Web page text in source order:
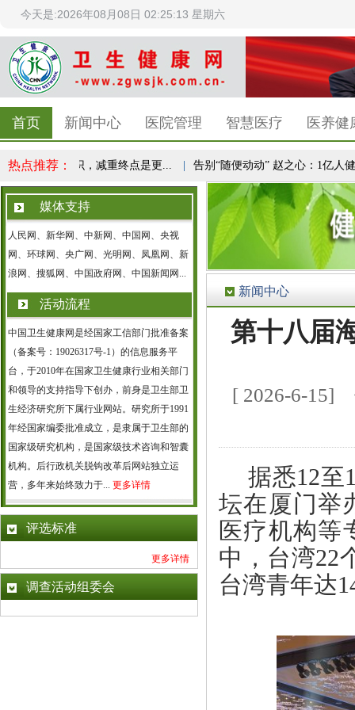
今天是:2026年08月08日 02:25:13 星期六
首页 新闻中心 医院管理 智慧医疗 医养健
热点推荐：
全民健康共识，减重终点是更... | 告别“随便动动” 赵之心：1亿人健
媒体支持
人民网、新华网、中新网、中国网、央视
网、环球网、央广网、光明网、凤凰网、新
浪网、搜狐网、中国政府网、中国新闻网...
活动流程
中国卫生健康网是经国家工信部门批准备案
（备案号：19026317号-1）的信息服务平
台，于2010年在国家卫生健康行业相关部门
和领导的支持指导下创办，前身是卫生部卫
生经济研究所下属行业网站。研究所于1991
年经国家编委批准成立，是隶属于卫生部的
国家级研究机构，是国家级技术咨询和智囊
机构。后行政机关脱钩改革后网站独立运
营，多年来始终致力于... 更多详情
评选标准
更多详情
调查活动组委会
新闻中心
第十八届
[ 2026-6-15]
据悉12至
坛在厦门举
医疗机构等
中，台湾22
台湾青年达